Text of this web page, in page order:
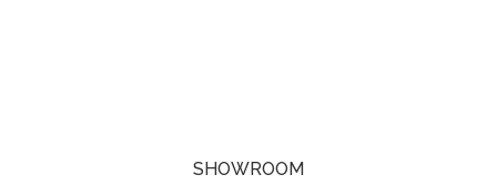
SHOWROOM